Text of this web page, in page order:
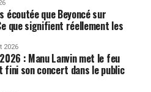
écoutée que Beyoncé sur
que signifient réellement les
2026
: Manu Lanvin met le feu
fini son concert dans le public